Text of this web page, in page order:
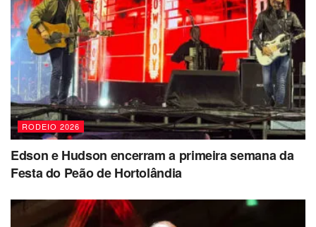
RODEIO 2026
Edson e Hudson encerram a primeira semana da
Festa do Peão de Hortolândia